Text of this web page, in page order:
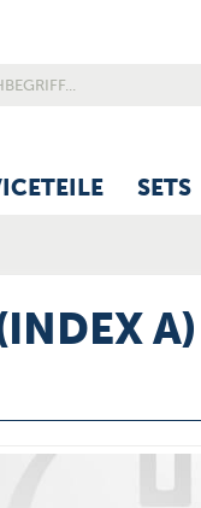
SETS
A)